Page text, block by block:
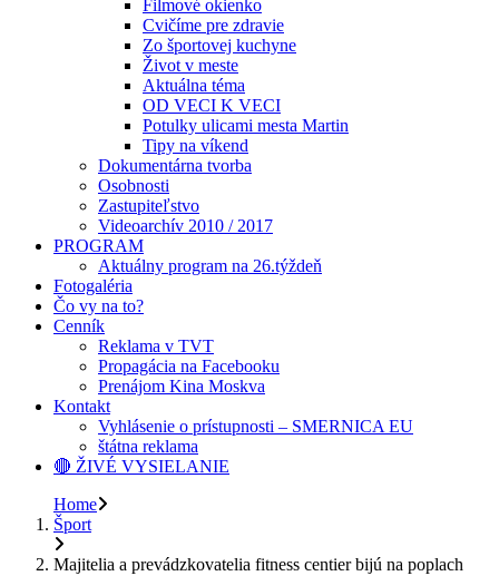
Filmové okienko
Cvičíme pre zdravie
Zo športovej kuchyne
Život v meste
Aktuálna téma
OD VECI K VECI
Potulky ulicami mesta Martin
Tipy na víkend
Dokumentárna tvorba
Osobnosti
Zastupiteľstvo
Videoarchív 2010 / 2017
PROGRAM
Aktuálny program na 26.týždeň
Fotogaléria
Čo vy na to?
Cenník
Reklama v TVT
Propagácia na Facebooku
Prenájom Kina Moskva
Kontakt
Vyhlásenie o prístupnosti – SMERNICA EU
štátna reklama
🔴 ŽIVÉ VYSIELANIE
Home
Šport
Majitelia a prevádzkovatelia fitness centier bijú na poplach